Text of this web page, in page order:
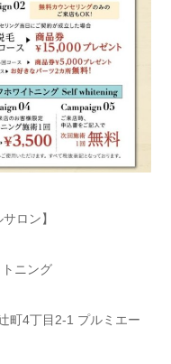
ロン】
ニング
町4丁目2-1 プルミエー